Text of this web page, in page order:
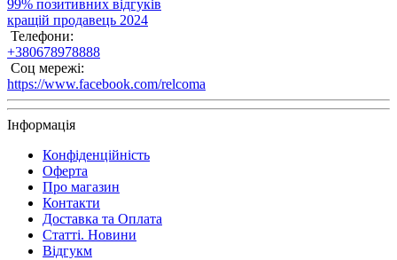
99% позитивних відгуків
кращій продавець 2024
Телефони:
+380678978888
Соц мережі:
https://www.facebook.com/relcoma
Інформація
Конфіденційність
Оферта
Про магазин
Контакти
Доставка та Оплата
Статті. Новини
Відгукм